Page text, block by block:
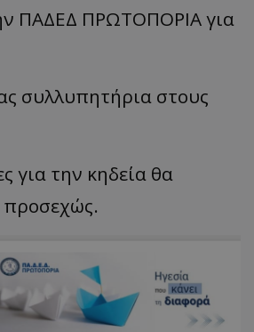
ΠΑΔΕΔ ΠΡΩΤΟΠΟΡΙΑ για
συλλυπητήρια στους
για την κηδεία θα